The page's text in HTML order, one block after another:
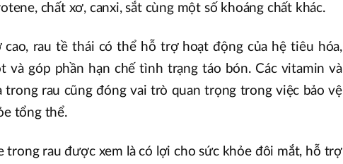
chất xơ, canxi, sắt cùng một số khoáng chất khác.
cao, rau tề thái có thể hỗ trợ hoạt động của hệ tiêu hóa,
và góp phần hạn chế tình trạng táo bón. Các vitamin và
trong rau cũng đóng vai trò quan trọng trong việc bảo vệ
tổng thể.
trong rau được xem là có lợi cho sức khỏe đôi mắt, hỗ trợ